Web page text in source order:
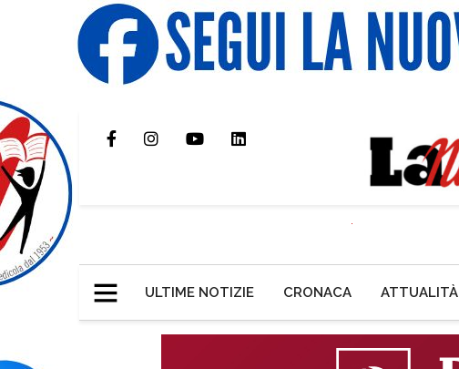
ULTIME NOTIZIE CRONACA ATTUALITÀ